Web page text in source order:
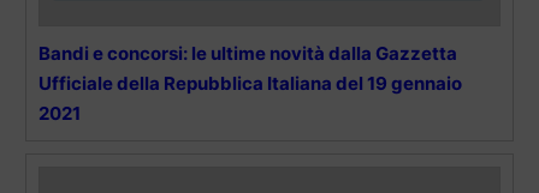
Bandi e concorsi: le ultime novità dalla Gazzetta
Ufficiale della Repubblica Italiana del 19 gennaio
2021